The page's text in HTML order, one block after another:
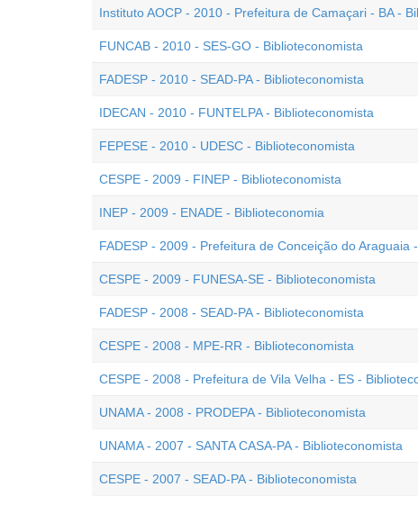
Instituto AOCP - 2010 - Prefeitura de Camaçari - BA -
FUNCAB - 2010 - SES-GO - Biblioteconomista
FADESP - 2010 - SEAD-PA - Biblioteconomista
IDECAN - 2010 - FUNTELPA - Biblioteconomista
FEPESE - 2010 - UDESC - Biblioteconomista
CESPE - 2009 - FINEP - Biblioteconomista
INEP - 2009 - ENADE - Biblioteconomia
FADESP - 2009 - Prefeitura de Conceição do Araguaia
CESPE - 2009 - FUNESA-SE - Biblioteconomista
FADESP - 2008 - SEAD-PA - Biblioteconomista
CESPE - 2008 - MPE-RR - Biblioteconomista
CESPE - 2008 - Prefeitura de Vila Velha - ES -
UNAMA - 2008 - PRODEPA - Biblioteconomista
UNAMA - 2007 - SANTA CASA-PA - Biblioteconomista
CESPE - 2007 - SEAD-PA - Biblioteconomista